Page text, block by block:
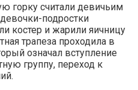
горку считали девичьим
подростки
костер и жарили яичницу
трапеза проходила в
означал вступление
группу, переход к